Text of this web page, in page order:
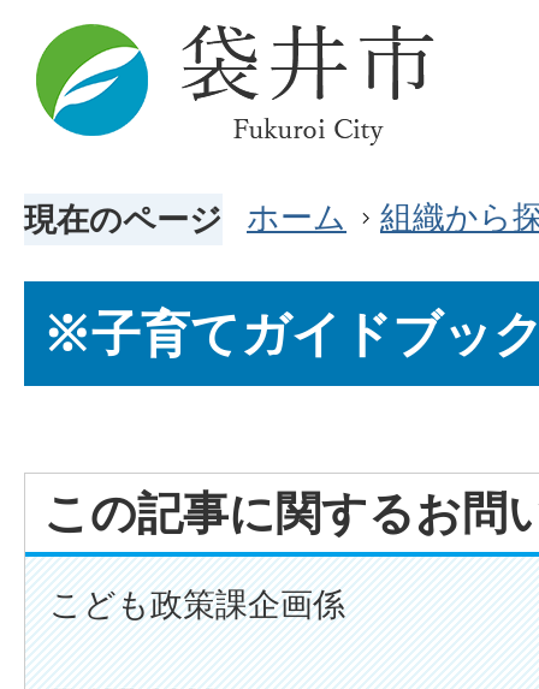
現在のページ ホーム 組織から
※子育てガイドブッ
この記事に関するお問
こども政策課企画係